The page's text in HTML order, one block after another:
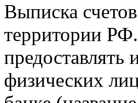
Выписка
территории
физических